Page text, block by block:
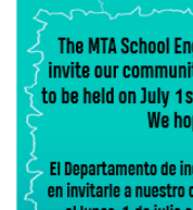
Área Académica
Formación y convivencia
Convivencia Escolar
Comunidad